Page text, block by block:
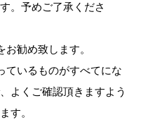
。予めご了承くださ
お勧め致します。
ているものがすべてにな
よくご確認頂きますよう
す。